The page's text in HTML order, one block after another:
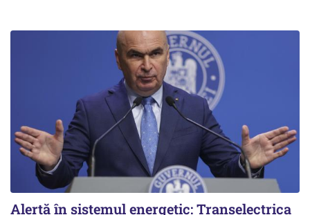
Alertă în sistemul energetic: Transelectrica